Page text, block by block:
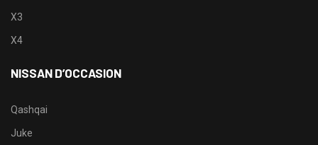
X3
X4
NISSAN D’OCCASION
Qashqai
Juke